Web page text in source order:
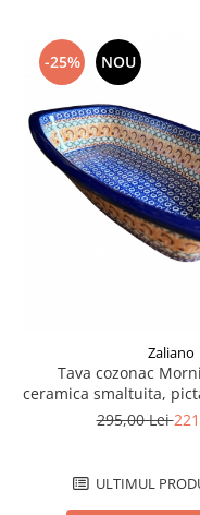
-25% NOU
Zaliano
Tava cozonac
ceramica smaltuita,
x 18,0 cm
295,00 Lei
ULTIMUL